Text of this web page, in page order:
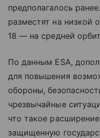
предполагалось
разместят на низкой
18 — на средней
По данным ESA,
для повышения
обороны,
чрезвычайные
что такое
защищенную